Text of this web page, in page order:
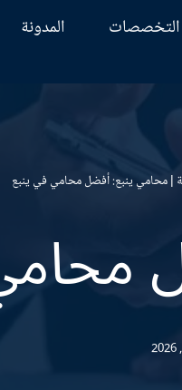
التخصصات المدونة
|محامي ينبع: أفضل محامي في ينبع